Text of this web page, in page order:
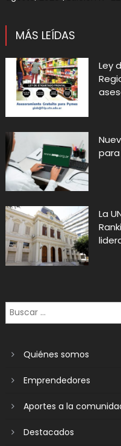
MÁS LEÍDAS
Ley
La
Quiénes somos
Emprendedores
Aportes a la
Destacados